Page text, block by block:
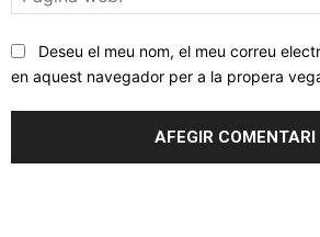
Deseu el meu nom, el meu correu
en aquest navegador per a la propera